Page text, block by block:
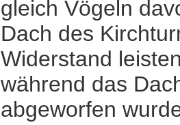
gleich Vögeln
Dach des
Widerstand
während das
abgeworfen